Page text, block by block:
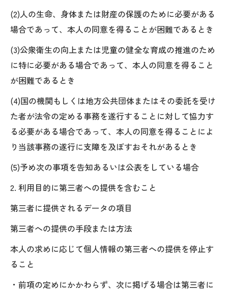
(2)人の生命、身体または財産の保護のために必要がある
場合であって、本人の同意を得ることが困難であるとき
(3)公衆衛生の向上または児童の健全な育成の推進のため
に特に必要がある場合であって、本人の同意を得ること
が困難であるとき
(4)国の機関もしくは地方公共団体またはその委託を受け
た者が法令の定める事務を遂行することに対して協力す
る必要がある場合であって、本人の同意を得ることによ
り当該事務の遂行に支障を及ぼすおそれがあるとき
(5)予め次の事項を告知あるいは公表をしている場合
2. 利用目的に第三者への提供を含むこと
第三者に提供されるデータの項目
第三者への提供の手段または方法
本人の求めに応じて個人情報の第三者への提供を停止す
ること
・前項の定めにかかわらず、次に掲げる場合は第三者に